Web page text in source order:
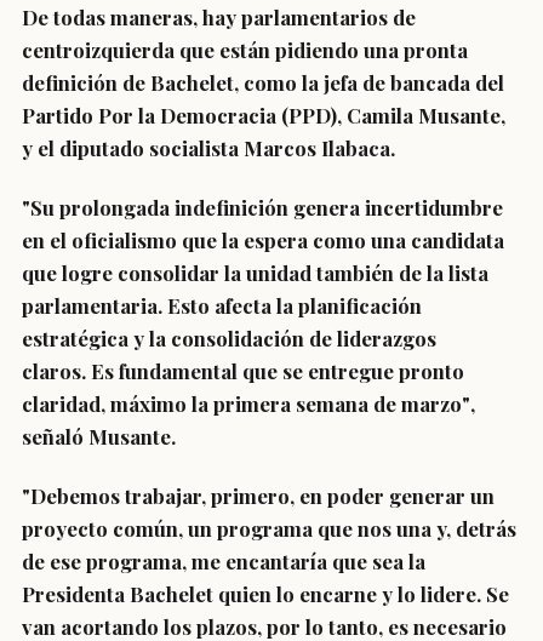
De todas maneras, hay parlamentarios de
centroizquierda que están pidiendo una pronta
definición de Bachelet, como la jefa de bancada del
Partido Por la Democracia (PPD), Camila Musante,
y el diputado socialista Marcos Ilabaca.
"Su prolongada indefinición genera incertidumbre
en el oficialismo que la espera como una candidata
que logre consolidar la unidad también de la lista
parlamentaria. Esto afecta la planificación
estratégica y la consolidación de liderazgos
claros. Es fundamental que se entregue pronto
claridad, máximo la primera semana de marzo",
señaló Musante.
"Debemos trabajar, primero, en poder generar un
proyecto común, un programa que nos una y, detrás
de ese programa, me encantaría que sea la
Presidenta Bachelet quien lo encarne y lo lidere. Se
van acortando los plazos, por lo tanto, es necesario